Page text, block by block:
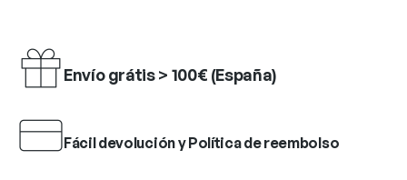
Envío grátis > 100€ (España)
Fácil devolución y Política de reembolso